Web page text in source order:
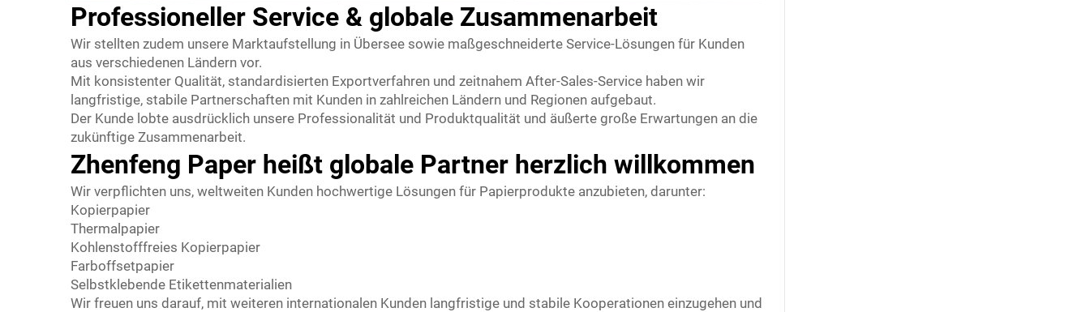
Professioneller Service & globale Zusammenarbeit
Wir stellten zudem unsere Marktaufstellung in Übersee sowie maßgeschneiderte Service-Lösungen für Kunden
aus verschiedenen Ländern vor.
Mit konsistenter Qualität, standardisierten Exportverfahren und zeitnahem After-Sales-Service haben wir
langfristige, stabile Partnerschaften mit Kunden in zahlreichen Ländern und Regionen aufgebaut.
Der Kunde lobte ausdrücklich unsere Professionalität und Produktqualität und äußerte große Erwartungen an die
zukünftige Zusammenarbeit.
Zhenfeng Paper heißt globale Partner herzlich willkommen
Wir verpflichten uns, weltweiten Kunden hochwertige Lösungen für Papierprodukte anzubieten, darunter:
Kopierpapier
Thermalpapier
Kohlenstofffreies Kopierpapier
Farboffsetpapier
Selbstklebende Etikettenmaterialien
Wir freuen uns darauf, mit weiteren internationalen Kunden langfristige und stabile Kooperationen einzugehen und